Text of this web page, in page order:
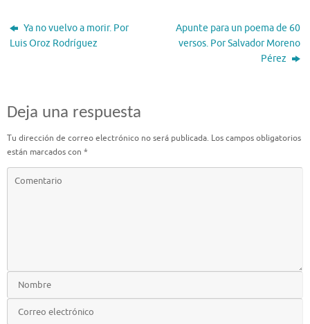
Ya no vuelvo a morir. Por
Luis Oroz Rodríguez
Apunte para un poema de 60
versos. Por Salvador Moreno
Pérez
Deja una respuesta
Tu dirección de correo electrónico no será publicada. Los campos obligatorios
están marcados con *